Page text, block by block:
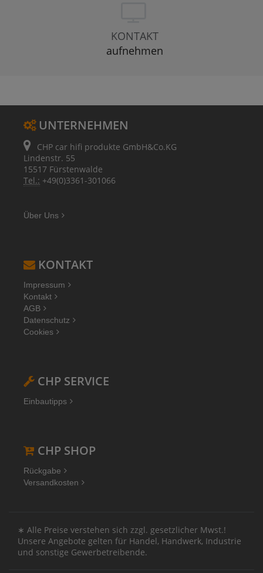
KONTAKT
aufnehmen
UNTERNEHMEN
CHP car hifi produkte GmbH&Co.KG
Lindenstr. 55
15517 Fürstenwalde
Tel.: +49(0)3361-301066
Über Uns
KONTAKT
Impressum
Kontakt
AGB
Datenschutz
Cookies
CHP SERVICE
Einbautipps
CHP SHOP
Rückgabe
Versandkosten
∗ Alle Preise verstehen sich zzgl. gesetzlicher Mwst.!
Unsere Angebote gelten für Handel, Handwerk, Industrie
und sonstige Gewerbetreibende.